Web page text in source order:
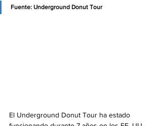
Fuente: Underground Donut Tour
El Underground Donut Tour ha estado